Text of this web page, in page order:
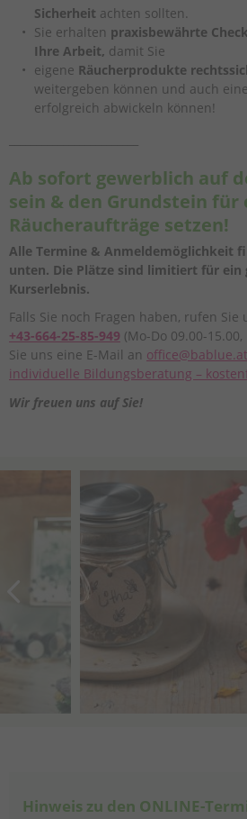
Sicherheit achten sollten.
Sie erhalten praxisbewährte
Ihre Arbeit, damit Sie
eigene Räucherprodukte
weitergeben können und auch
erfolgreich abwickeln können!
Ab sofort gewerblich auf
sein & den Grundstein für
Räucheraufträge setzen!
Alle Termine & Anmeldemöglichkeit
unten. Die Plätze sind limitiert für ein
Kurserlebnis.
Falls Sie noch Fragen haben, rufen Sie
+43-664-25-85-949 (Mo-Do 09.00-
Sie uns eine E-Mail an office@bablue.at
individuelle Bildungsberatung –
Wir freuen uns auf Sie!
Hinweis zu den ONLINE-